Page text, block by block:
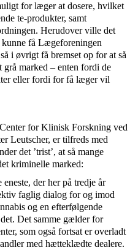
for læger at dosere, hvilket
te-produkter, samt
Herudover ville det
få Lægeforeningen
i øvrigt få bremset op for at så
grå marked – enten fordi de
eller fordi for få læger vil
for Klinisk Forskning ved
Leutscher, er tilfreds med
det ’trist’, at så mange
kriminelle marked:
der her på tredje år
faglig dialog for og imod
og en efterfølgende
Det samme gælder for
som også fortsat er overladt
med hætteklædte dealere.